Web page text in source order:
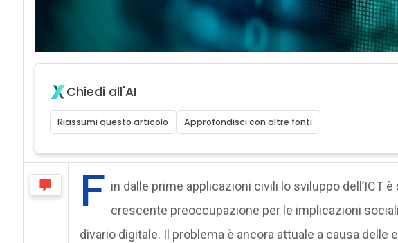
Chiedi all'AI
Riassumi questo articolo Approfondisci con altre fonti
F in dalle prime applicazioni civili lo sviluppo dell’ICT
crescente preoccupazione per le implicazioni
divario digitale. Il problema è ancora attuale a causa